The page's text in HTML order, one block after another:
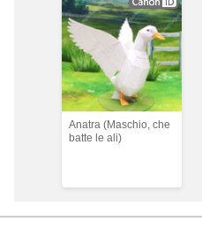
Anatra (Maschio, che
batte le ali)